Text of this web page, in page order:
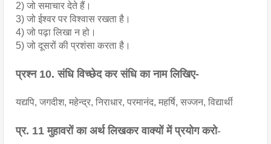
2) जो समाचार देते हैं।
3) जो ईश्वर पर विश्वास रखता है।
4) जो पढ़ा लिखा न हो।
5) जो दूसरों की प्रशंसा करता है।
प्रश्न 10. संधि विच्छेद कर संधि का नाम लिखिए-
यद्यपि, जगदीश, महेन्द्र, निराधार, परमानंद, महर्षि, सज्जन, विद्यार्थी
प्र. 11 मुहावरों का अर्थ लिखकर वाक्यों में प्रयोग करो-